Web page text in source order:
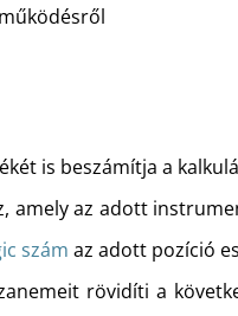
működésről
is beszámítja a
amely az adott
szám az adott pozíció
rövidíti a